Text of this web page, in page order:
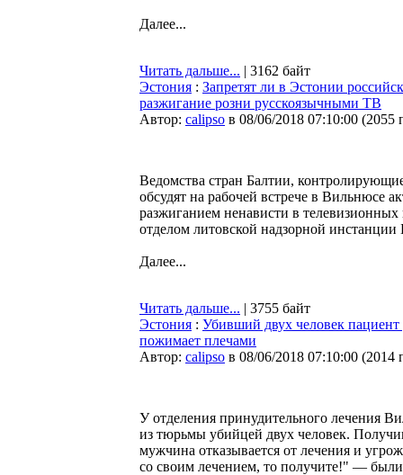
Далее...
Читать дальше... | 3162 байт
Эстония : Запретят ли в Эстонии
разжигание розни русскоязычными ТВ
Автор: calipso в 08/06/2018 07:10:00 (2055
Ведомства стран Балтии,
обсудят на рабочей встрече в Вильнюсе
разжиганием ненависти в
отделом литовской надзорной
Далее...
Читать дальше... | 3755 байт
Эстония : Убивший двух человек пациент
пожимает плечами
Автор: calipso в 08/06/2018 07:10:00 (2014
У отделения принудительного лечения
из тюрьмы убийцей двух человек.
мужчина отказывается от лечения и
со своим лечением, то получите!" — были